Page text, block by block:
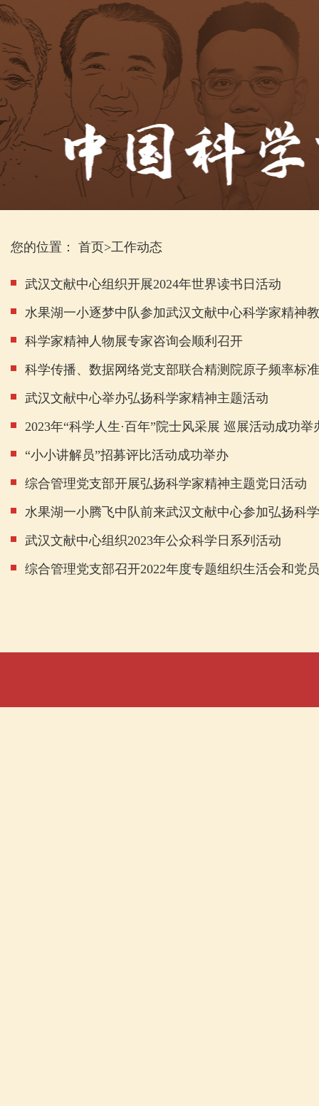
您的位置： 首页>工作动态
武汉文献中心组织开展2024年世界读书日活动
水果湖一小逐梦中队参加武汉文献中心科学家精神
科学家精神人物展专家咨询会顺利召开
科学传播、数据网络党支部联合精测院原子频率标
武汉文献中心举办弘扬科学家精神主题活动
2023年“科学人生·百年”院士风采展 巡展活动成功举
“小小讲解员”招募评比活动成功举办
综合管理党支部开展弘扬科学家精神主题党日活动
水果湖一小腾飞中队前来武汉文献中心参加弘扬科
武汉文献中心组织2023年公众科学日系列活动
综合管理党支部召开2022年度专题组织生活会和党